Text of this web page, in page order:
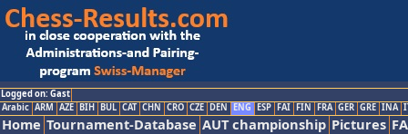
Logged on: Gast
Arabic ARM AZE BIH BUL CAT CHN CRO CZE DEN ENG ESP FAI FIN FRA GER GRE INA
Home Tournament-Database AUT championship Pictures